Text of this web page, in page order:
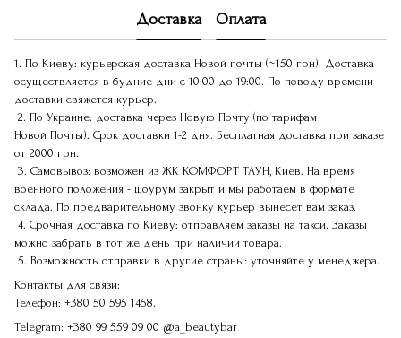
Доставка Оплата
1. По Киеву: курьерская доставка Новой почты (~150 грн). Доставка
осуществляется в будние дни с 10:00 до 19:00. По поводу времени
доставки свяжется курьер.
2. По Украине: доставка через Новую Почту (по тарифам
Новой Почты). Срок доставки 1-2 дня. Бесплатная доставка при заказе
от 2000 грн.
3. Самовывоз: возможен из ЖК КОМФОРТ ТАУН, Киев. На время
военного положения - шоурум закрыт и мы работаем в формате
склада. По предварительному звонку курьер вынесет вам заказ.
4. Срочная доставка по Киеву: отправляем заказы на такси. Заказы
можно забрать в тот же день при наличии товара.
5. Возможность отправки в другие страны: уточняйте у менеджера.
Контакты для связи:
Телефон: +380 50 595 1458.
Telegram: +380 99 559 09 00 @a_beautybar